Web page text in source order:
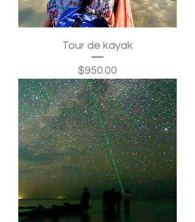
Tour de kayak
Precio
$950.00